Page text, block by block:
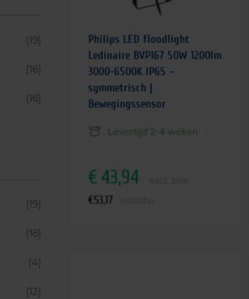
(19)
(16)
(16)
(19)
(16)
(4)
(12)
Philips LED floodlight
Ledinaire BVP167 50W 1200lm
3000-6500K IP65 –
symmetrisch |
Bewegingssensor
Levertijd 2-4 weken
€ 43,94
€53,17